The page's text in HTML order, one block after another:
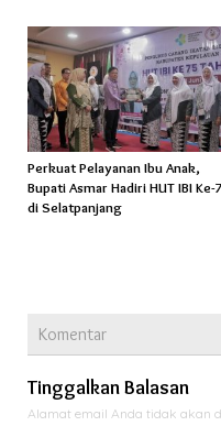
Perkuat Pelayanan Ibu Anak,
Bupati Asmar Hadiri HUT IBI Ke-
di Selatpanjang
Komentar
Tinggalkan Balasan
Alamat email Anda tidak akan